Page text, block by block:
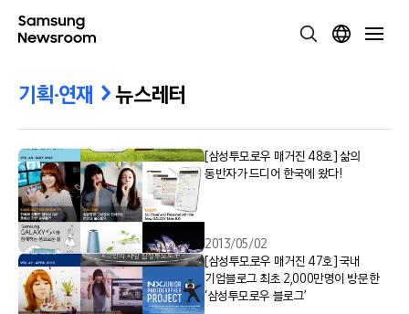
기획·연재 뉴스레터
[삼성투모로우 매거진 48호] 삶의
동반자가 드디어 한국에 왔다!
2013/05/02
[삼성투모로우 매거진 47호] 국내
기업블로그 최초 2,000만명이 방문한
‘삼성투모로우 블로그’